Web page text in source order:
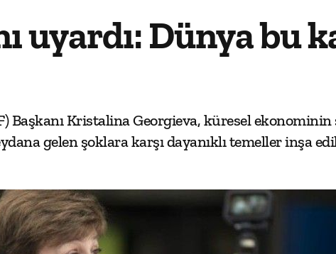
uyardı: Dünya bu
Başkanı Kristalina Georgieva, küresel ekonominin
gelen şoklara karşı dayanıklı temeller inşa